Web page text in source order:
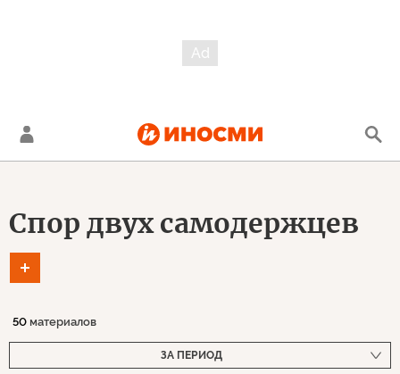
Спор двух самодержцев
50 материалов
ЗА ПЕРИОД